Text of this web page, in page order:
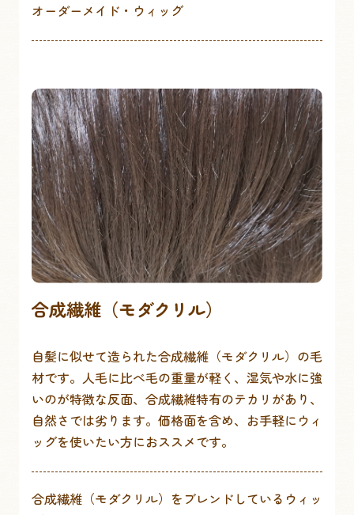
オーダーメイド・ウィッグ
合成繊維（モダクリル）
自髪に似せて造られた合成繊維（モダクリル）の毛
材です。人毛に比べ毛の重量が軽く、湿気や水に強
いのが特徴な反面、合成繊維特有のテカリがあり、
自然さでは劣ります。価格面を含め、お手軽にウィ
ッグを使いたい方におススメです。
合成繊維（モダクリル）をブレンドしているウィッ